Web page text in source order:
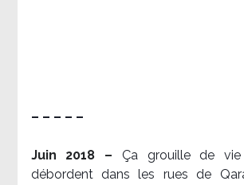
– – – – –
Juin 2018 – Ça grouille de
débordent dans les rues de